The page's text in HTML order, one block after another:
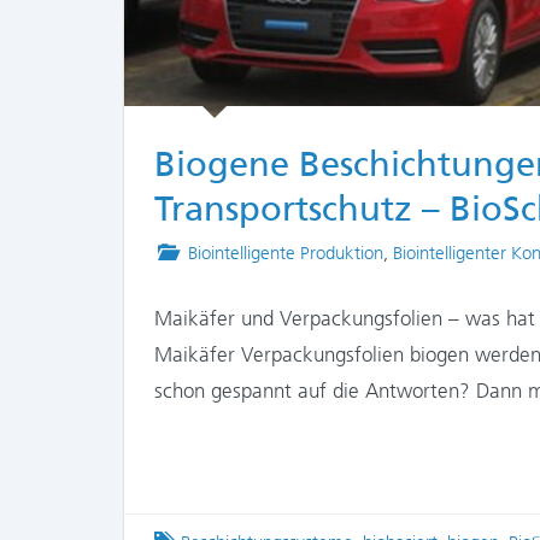
Biogene
Transportschutz –
Posted
Biointelligente Produktion, Biointelligenter
Maikäfer und Verpackungsfolien – was
Maikäfer Verpackungsfolien biogen
schon gespannt auf die Antworten? Dann